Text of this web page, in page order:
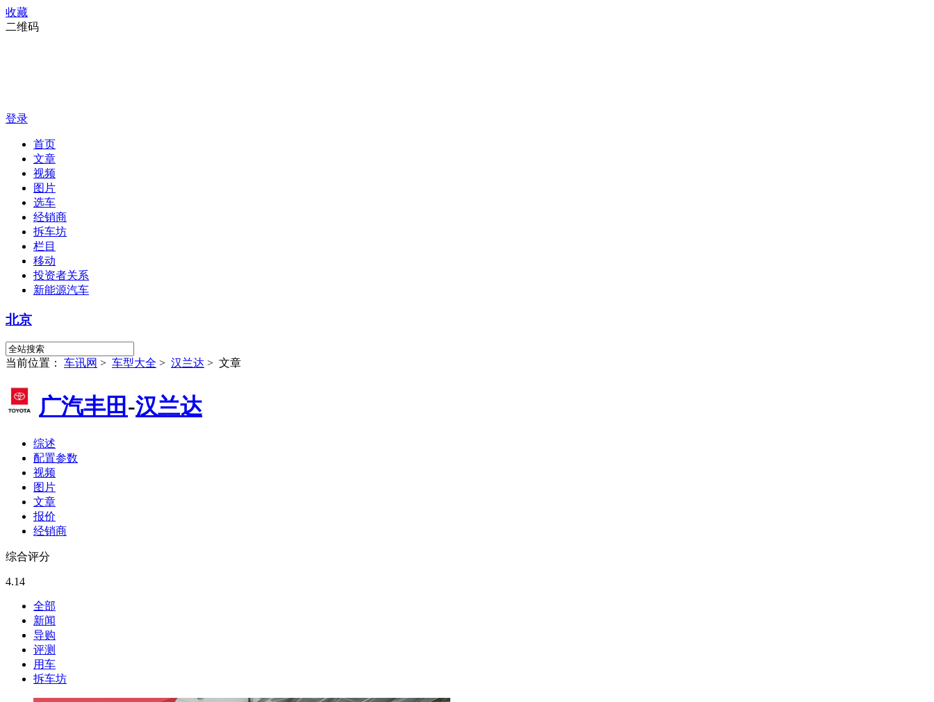
收藏
二维码
登录
首页
文章
视频
图片
选车
经销商
拆车坊
栏目
移动
投资者关系
新能源汽车
北京
当前位置： 车讯网 > 车型大全 > 汉兰达 > 文章
广汽丰田 -汉兰达
综述
配置参数
视频
图片
文章
报价
经销商
综合评分
4.14
全部
新闻
导购
评测
用车
拆车坊